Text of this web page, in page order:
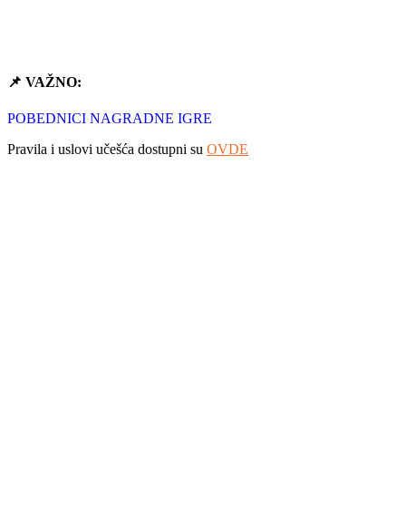
📌 VAŽNO:
POBEDNICI NAGRADNE IGRE
Pravila i uslovi učešća dostupni su OVDE